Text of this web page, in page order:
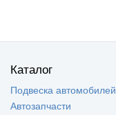
Каталог
Подвеска автомобилей
Автозапчасти